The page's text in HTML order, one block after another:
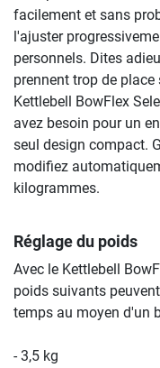
facilement et sans
l'ajuster
personnels. Dites
prennent trop de
Kettlebell BowFlex
avez besoin pour un
seul design compact.
modifiez
kilogrammes.
Réglage du poids
Avec le Kettlebell
poids suivants
temps au moyen d'un
- 3,5 kg